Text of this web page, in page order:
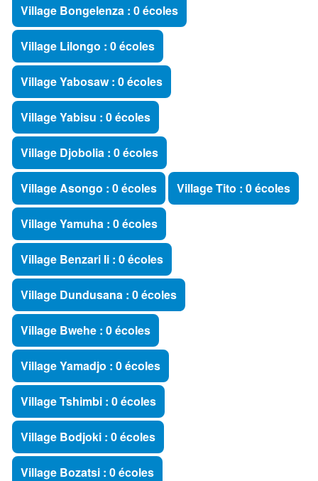
Village Bongelenza : 0 écoles
Village Lilongo : 0 écoles
Village Yabosaw : 0 écoles
Village Yabisu : 0 écoles
Village Djobolia : 0 écoles
Village Asongo : 0 écoles Village Tito : 0 écoles
Village Yamuha : 0 écoles
Village Benzari Ii : 0 écoles
Village Dundusana : 0 écoles
Village Bwehe : 0 écoles
Village Yamadjo : 0 écoles
Village Tshimbi : 0 écoles
Village Bodjoki : 0 écoles
Village Bozatsi : 0 écoles